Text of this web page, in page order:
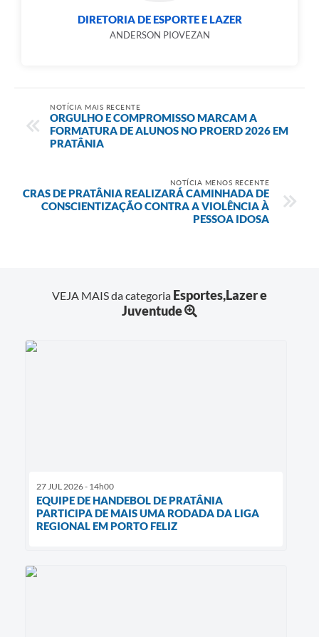
DIRETORIA DE ESPORTE E LAZER
ANDERSON PIOVEZAN
NOTÍCIA MAIS RECENTE
ORGULHO E COMPROMISSO MARCAM A
FORMATURA DE ALUNOS NO PROERD 2026 EM
PRATÂNIA
NOTÍCIA MENOS RECENTE
CRAS DE PRATÂNIA REALIZARÁ CAMINHADA DE
CONSCIENTIZAÇÃO CONTRA A VIOLÊNCIA À
PESSOA IDOSA
VEJA MAIS da categoria Esportes,Lazer e
Juventude
27 JUL 2026 - 14h00
EQUIPE DE HANDEBOL DE PRATÂNIA
PARTICIPA DE MAIS UMA RODADA DA LIGA
REGIONAL EM PORTO FELIZ